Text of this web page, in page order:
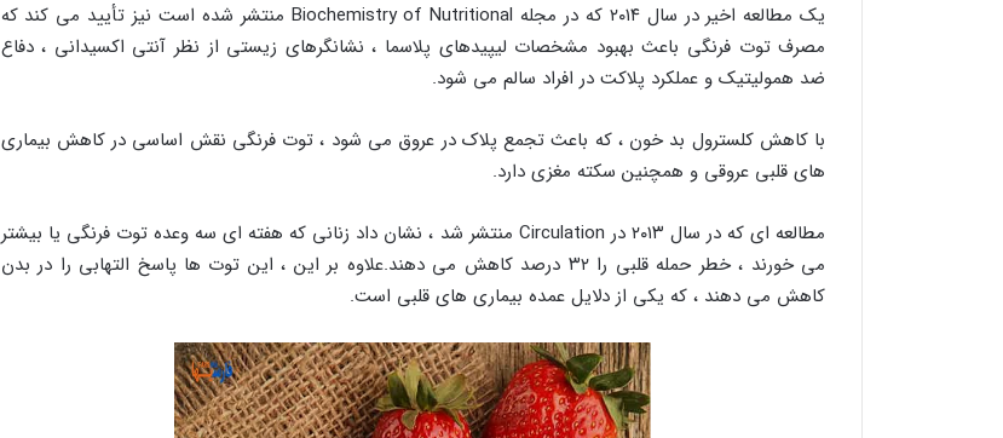
یک مطالعه اخیر در سال ۲۰۱۴ که در مجله Biochemistry of Nutritional منتشر شده است نیز تأیید می کند که
مصرف توت فرنگی باعث بهبود مشخصات لیپیدهای پلاسما ، نشانگرهای زیستی از نظر آنتی اکسیدانی ، دفاع
ضد همولیتیک و عملکرد پلاکت در افراد سالم می شود.
با کاهش کلسترول بد خون ، که باعث تجمع پلاک در عروق می شود ، توت فرنگی نقش اساسی در کاهش بیماری
های قلبی عروقی و همچنین سکته مغزی دارد.
مطالعه ای که در سال ۲۰۱۳ در Circulation منتشر شد ، نشان داد زنانی که هفته ای سه وعده توت فرنگی یا بیشتر
می خورند ، خطر حمله قلبی را ۳۲ درصد کاهش می دهند.علاوه بر این ، این توت ها پاسخ التهابی را در بدن
کاهش می دهند ، که یکی از دلایل عمده بیماری های قلبی است.